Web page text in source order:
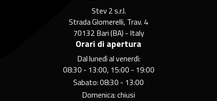
Stev 2 s.r.l.
Strada Glomerelli, Trav. 4
70132 Bari (BA) - Italy
Orari di apertura
Dal lunedì al venerdì:
08:30 - 13:00, 15:00 - 19:00
Sabato: 08:30 - 13:00
Domenica: chiusi